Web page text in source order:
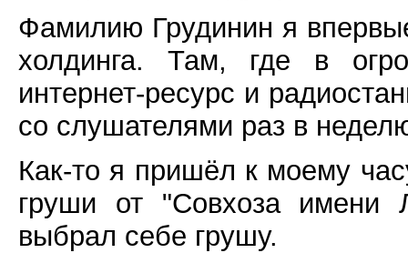
Фамилию Грудинин я
холдинга. Там, где в
интернет-ресурс и
со слушателями раз в
Как-то я пришёл к моему
груши от "Совхоза
выбрал себе грушу.